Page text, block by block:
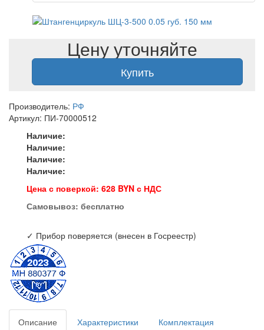
Цену уточняйте
Купить
Производитель: РФ
Артикул: ПИ-70000512
Наличие:
Наличие:
Наличие:
Наличие:
Цена с поверкой: 628 BYN с НДС
Самовывоз: бесплатно
✓ Прибор поверяется (внесен в Госреестр)
Описание Характеристики Комплектация